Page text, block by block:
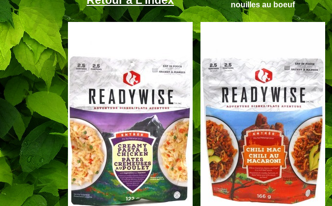
nouilles au boeuf